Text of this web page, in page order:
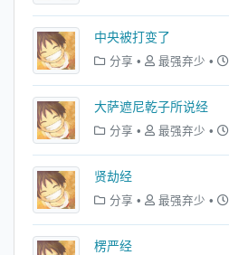
中央被打变了
分享 • 最强弃少 •
大萨遮尼乾子所说经
分享 • 最强弃少 •
贤劫经
分享 • 最强弃少 •
楞严经